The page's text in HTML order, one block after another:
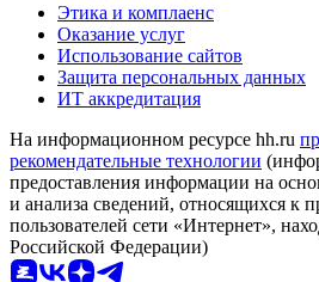
Этика и комплаенс
Оказание услуг
Использование сайтов
Защита персональных данных
ИТ аккредитация
На информационном ресурсе hh.ru
рекомендательные технологии
предоставления информации на
и анализа сведений, относящихся к
пользователей сети «Интернет»,
Российской Федерации)